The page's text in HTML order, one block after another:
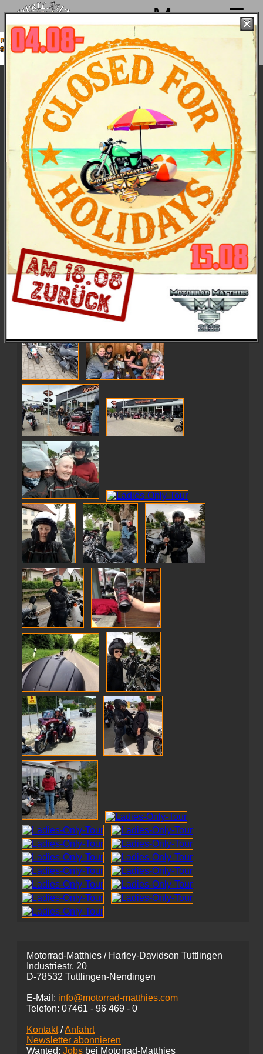
Menu
von 4. bis 15.08. Sommerpause
ab 18.08. wieder mit voller Power für
Euch da!
Ninas erste „WOMENS ONLY“ Tour
Mitfahren ist immer frei!
Nur für Bikerinnen war diese Tour über Beuron,
entlang der Donau, durch Sigmaringen, Bingen,
Hitzkofen, Hayingen, Richtung Münsingen ins
Lautertal, hier gab es Mittagessen im Bootsclub in
Münsingen, dananch ging's weiter, wieder durch das
wunderschöne Lautertal, durch nette, verträumte
Dörfer nach Gammertingen, Winterlingen und Stetten
am kalten Markt über Fridingen zurück nach
Nendingen. Tourguide war Nina auf der 2018er
Softail Fat. Die bikende Damenriege, bei der Männer
nicht - auch nicht angeleint - mitfahren durften, hatte
ein tolle Tour mit richtig viel Spaß den ganzen
Sonntag über, Spaß, den auch ein kleiner
Regenschauer überhaupt nicht trüben konnte! Aber
schaut selbst:
Herzlichen Dank an die Ladies für die Teilnahme und
die Fotos!
Motorrad-Matthies / Harley-Davidson Tuttlingen
Industriestr. 20
D-78532 Tuttlingen-Nendingen
E-Mail: info@motorrad-matthies.com
Telefon: 07461 - 96 469 - 0
Kontakt/Anfahrt
Newsletter abonnieren
Wanted: Jobs bei Motorrad-Matthies